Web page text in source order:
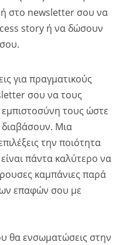
στο newsletter σου να
story ή να δώσουν
για πραγματικούς
σου να τους
εμπιστοσύνη τους ώστε
διαβάσουν. Μια
την ποιότητα
πάντα καλύτερο να
καμπάνιες παρά
επαφών σου με
θα ενσωματώσεις στην